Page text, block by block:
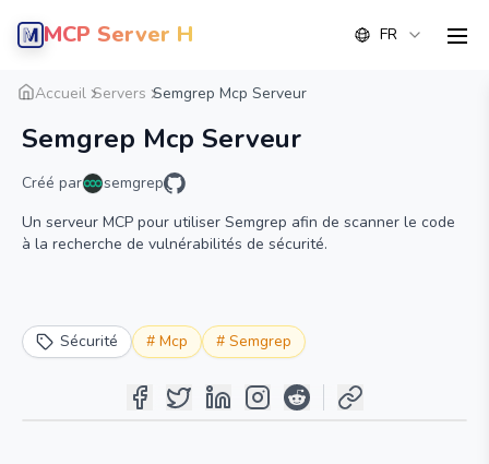
MCP Server Hub FR
Accueil Servers Semgrep Mcp Serveur
Semgrep Mcp Serveur
Créé par
semgrep
Un serveur MCP pour utiliser Semgrep afin de scanner le code
à la recherche de vulnérabilités de sécurité.
Sécurité # Mcp # Semgrep
Aperçu Détail Alternative